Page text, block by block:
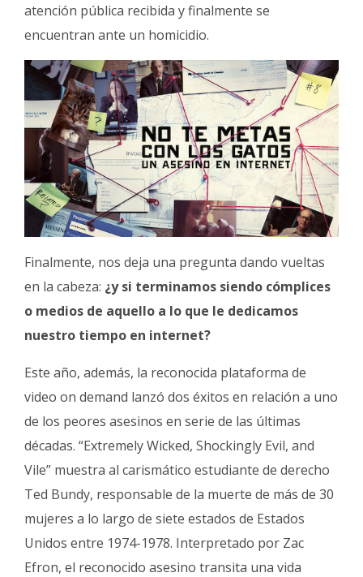
atención pública recibida y finalmente se
encuentran ante un homicidio.
Finalmente, nos deja una pregunta dando vueltas
en la cabeza: ¿y si terminamos siendo cómplices
o medios de aquello a lo que le dedicamos
nuestro tiempo en internet?
Este año, además, la reconocida plataforma de
video on demand lanzó dos éxitos en relación a uno
de los peores asesinos en serie de las últimas
décadas. “Extremely Wicked, Shockingly Evil, and
Vile” muestra al carismático estudiante de derecho
Ted Bundy, responsable de la muerte de más de 30
mujeres a lo largo de siete estados de Estados
Unidos entre 1974-1978. Interpretado por Zac
Efron, el reconocido asesino transita una vida